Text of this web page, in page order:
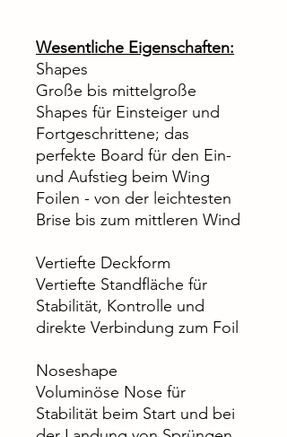
Wesentliche Eigenschaften:
Shapes
Große bis mittelgroße
Shapes für Einsteiger und
Fortgeschrittene; das
perfekte Board für den Ein-
und Aufstieg beim Wing
Foilen - von der leichtesten
Brise bis zum mittleren Wind
Vertiefte Deckform
Vertiefte Standfläche für
Stabilität, Kontrolle und
direkte Verbindung zum Foil
Noseshape
Voluminöse Nose für
Stabilität beim Start und bei